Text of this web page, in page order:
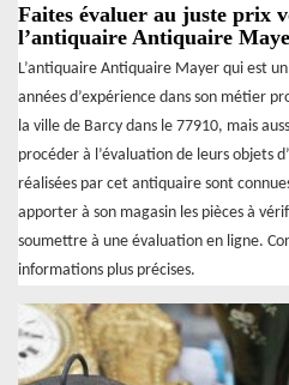
Faites évaluer au juste prix
l’antiquaire Antiquaire
L’antiquaire Antiquaire Mayer qui est
années d’expérience dans son métier
la ville de Barcy dans le 77910, mais
procéder à l’évaluation de leurs objets
réalisées par cet antiquaire sont
apporter à son magasin les pièces à
soumettre à une évaluation en ligne.
informations plus précises.